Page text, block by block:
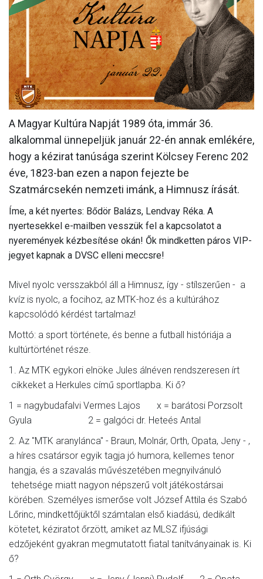
MÉRKŐZÉSEK
KLUB
GALÉRIA
SZURKOLÓI ÉLMÉNYEK
AKKREDITÁCIÓ
A Magyar Kultúra Napját 1989 óta, immár 36.
alkalommal ünnepeljük január 22-én annak emlékére,
hogy a kézirat tanúsága szerint Kölcsey Ferenc 202
éve, 1823-ban ezen a napon fejezte be
Szatmárcsekén nemzeti imánk, a Himnusz írását.
Íme, a két nyertes: Bődör Balázs, Lendvay Réka. A
nyertesekkel e-mailben vesszük fel a kapcsolatot a
nyeremények kézbesítése okán! Ők mindketten páros VIP-
jegyet kapnak a DVSC elleni meccsre!
Mivel nyolc versszakból áll a Himnusz, így - stílszerűen - a
kvíz is nyolc, a focihoz, az MTK-hoz és a kultúrához
kapcsolódó kérdést tartalmaz!
Mottó: a sport története, és benne a futball históriája a
kultúrtörténet része.
1. Az MTK egykori elnöke Jules álnéven rendszeresen írt
cikkeket a Herkules című sportlapba. Ki ő?
1 = nagybudafalvi Vermes Lajos x = barátosi Porzsolt
Gyula 2 = galgóci dr. Heteés Antal
2. Az "MTK aranylánca" - Braun, Molnár, Orth, Opata, Jeny - ,
a híres csatársor egyik tagja jó humora, kellemes tenor
hangja, és a szavalás művészetében megnyilvánuló
tehetsége miatt nagyon népszerű volt játékostársai
körében. Személyes ismerőse volt József Attila és Szabó
Lőrinc, mindkettőjüktől számtalan első kiadású, dedikált
kötetet, kéziratot őrzött, amiket az MLSZ ifjúsági
edzőjeként gyakran megmutatott fiatal tanítványainak is. Ki
ő?